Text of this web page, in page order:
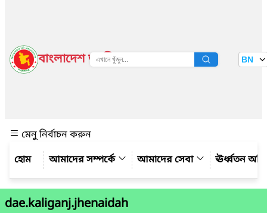
বাংলাদেশ জাতীয় তথ্য বাতায়ন BN
মেনু নির্বাচন করুন
আমাদের সম্পর্কে
আমাদের সেবা ঊর্ধ্বতন
dae.kaliganj.jhenaidah